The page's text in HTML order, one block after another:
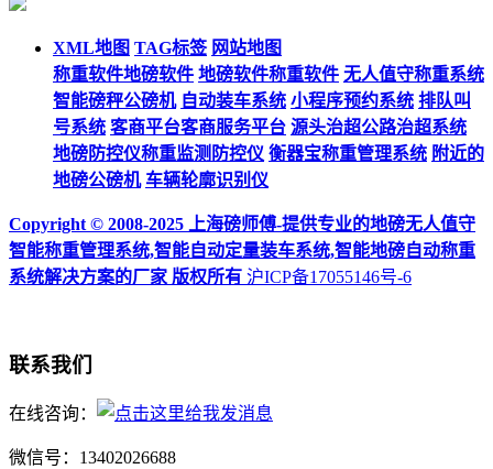
XML地图 TAG标签 网站地图
称重软件地磅软件 地磅软件称重软件 无人值守称重系统
智能磅秤公磅机 自动装车系统 小程序预约系统 排队叫
号系统 客商平台客商服务平台 源头治超公路治超系统
地磅防控仪称重监测防控仪 衡器宝称重管理系统 附近的
地磅公磅机 车辆轮廓识别仪
Copyright © 2008-2025 上海磅师傅-提供专业的地磅无人值守
智能称重管理系统,智能自动定量装车系统,智能地磅自动称重
系统解决方案的厂家 版权所有 沪ICP备17055146号-6
联系我们
在线咨询：
微信号：13402026688